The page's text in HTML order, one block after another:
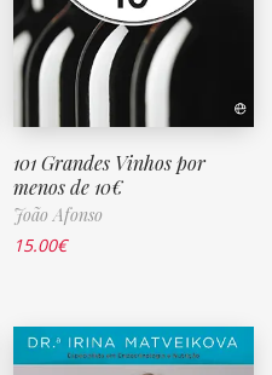
101 Grandes Vinhos por
menos de 10€
João Afonso
15.00€